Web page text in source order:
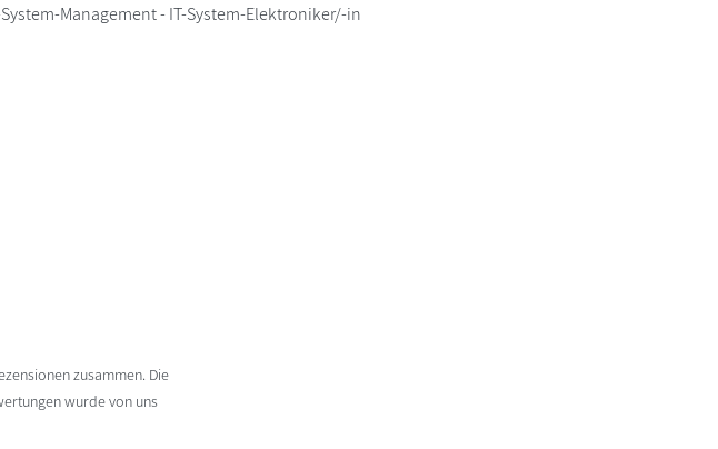
Management - IT-System-Elektroniker/-in
zusammen. Die
wurde von uns